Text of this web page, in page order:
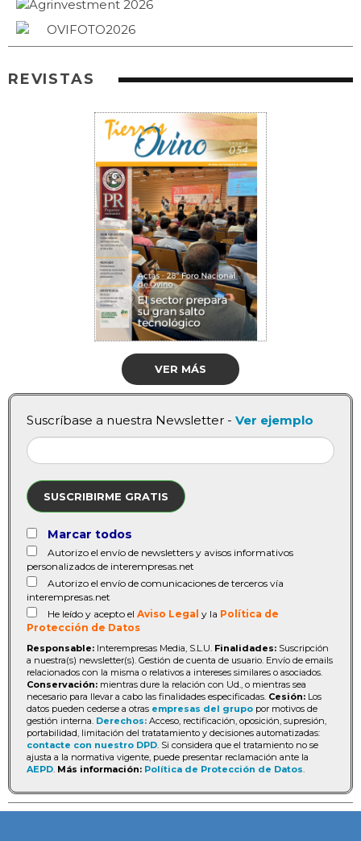
REVISTAS
VER MÁS
Suscríbase a nuestra Newsletter - Ver ejemplo
SUSCRIBIRME GRATIS
Marcar todos
Autorizo el envío de newsletters y avisos informativos
personalizados de interempresas.net
Autorizo el envío de comunicaciones de terceros vía
interempresas.net
He leído y acepto el Aviso Legal y la Política de
Protección de Datos
Responsable: Interempresas Media, S.L.U. Finalidades: Suscripción
a nuestra(s) newsletter(s). Gestión de cuenta de usuario. Envío de emails
relacionados con la misma o relativos a intereses similares o asociados.
Conservación: mientras dure la relación con Ud., o mientras sea
necesario para llevar a cabo las finalidades especificadas. Cesión: Los
datos pueden cederse a otras empresas del grupo por motivos de
gestión interna. Derechos: Acceso, rectificación, oposición, supresión,
portabilidad, limitación del tratatamiento y decisiones automatizadas:
contacte con nuestro DPD. Si considera que el tratamiento no se
ajusta a la normativa vigente, puede presentar reclamación ante la
AEPD. Más información: Política de Protección de Datos.